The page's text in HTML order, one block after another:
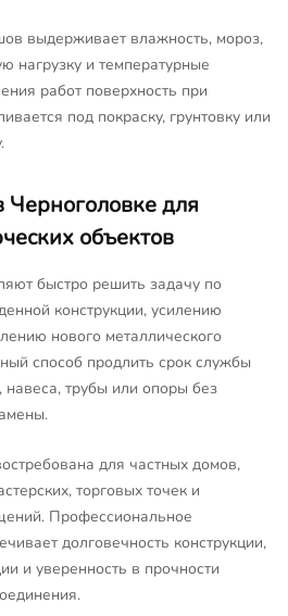
выдерживает влажность, мороз,
нагрузку и температурные
работ поверхность при
под покраску, грунтовку или
Черноголовке для
объектов
быстро решить задачу по
конструкции, усилению
нового металлического
способ продлить срок службы
навеса, трубы или опоры без
для частных домов,
торговых точек и
Профессиональное
долговечность конструкции,
и уверенность в прочности